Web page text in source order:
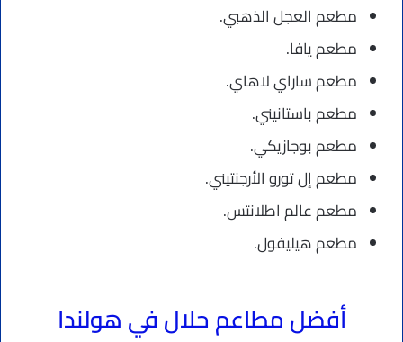
مطعم العجل الذهبي.
مطعم يافا.
مطعم ساراي لاهاي.
مطعم باستانيني.
مطعم بوجازيكي.
مطعم إل تورو الأرجنتيني.
مطعم عالم اطلانتس.
مطعم هيليفول.
أفضل مطاعم حلال في هولندا